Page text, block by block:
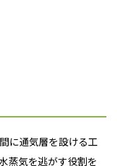
に通気層を設ける工
蒸気を逃がす役割を